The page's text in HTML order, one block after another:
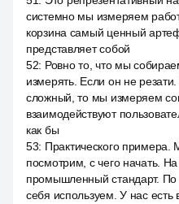
системно мы измеряем
корзина самый ценный
представляет собой
52: Ровно то, что мы
измерять. Если он не
сложный, то мы измеряем
взаимодействуют
как бы
53: Практического примера.
посмотрим, с чего начать.
промышленный стандарт. По
себя используем. У нас есть